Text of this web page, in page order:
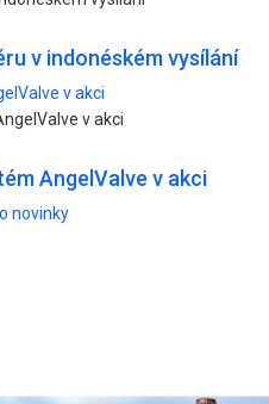
v indonéském vysílání
v akci
AngelValve v akci
novinky